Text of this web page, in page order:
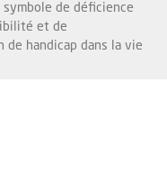
symbole de déficience
et de
de handicap dans la vie